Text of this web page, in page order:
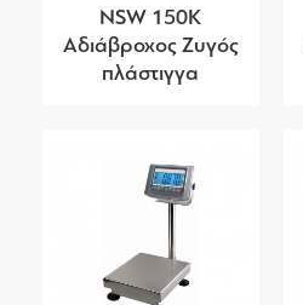
NSW 150K
Αδιάβροχος Ζυγός
πλάστιγγα